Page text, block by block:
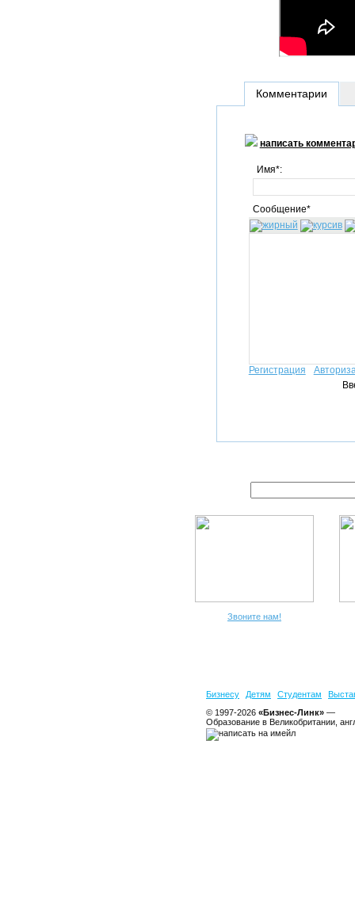
Комментарии
написать
Имя*:
Сообщение*
Регистрация
Звоните нам!
Бизнесу Детям Студентам
© 1997-2026 «Бизнес-Линк» —
Образование в Великобритании,